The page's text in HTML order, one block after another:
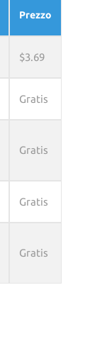
Prezzo
$3.69
Gratis
Gratis
Gratis
Gratis